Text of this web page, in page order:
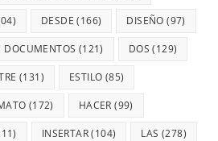
DESDE (166) DISEÑO (97)
DOCUMENTOS (121) DOS (129)
(131) ESTILO (85)
(172) HACER (99)
INSERTAR(104) LAS (278)